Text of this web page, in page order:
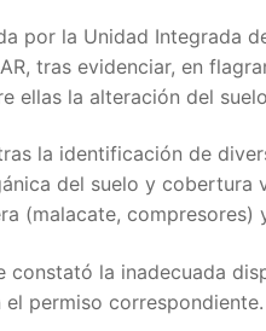
por la Unidad Integrada
tras evidenciar, en
ellas la alteración del
la identificación de
del suelo y
(malacate, compresores)
constató la inadecuada
el permiso correspondiente.